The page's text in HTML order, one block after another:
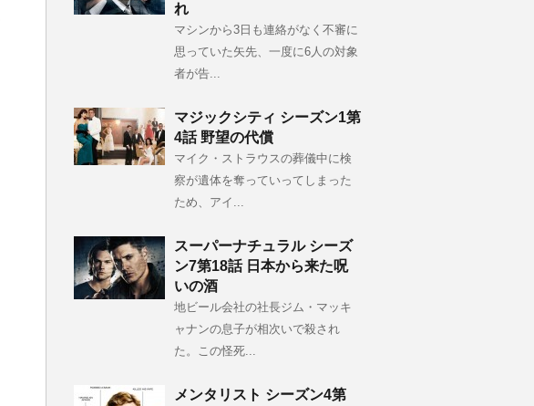
れ
マシンから3日も連絡がなく不審に
思っていた矢先、一度に6人の対象
者が告...
マジックシティ シーズン1第
4話 野望の代償
マイク・ストラウスの葬儀中に検
察が遺体を奪っていってしまった
ため、アイ...
スーパーナチュラル シーズ
ン7第18話 日本から来た呪
いの酒
地ビール会社の社長ジム・マッキ
ャナンの息子が相次いで殺され
た。この怪死...
メンタリスト シーズン4第